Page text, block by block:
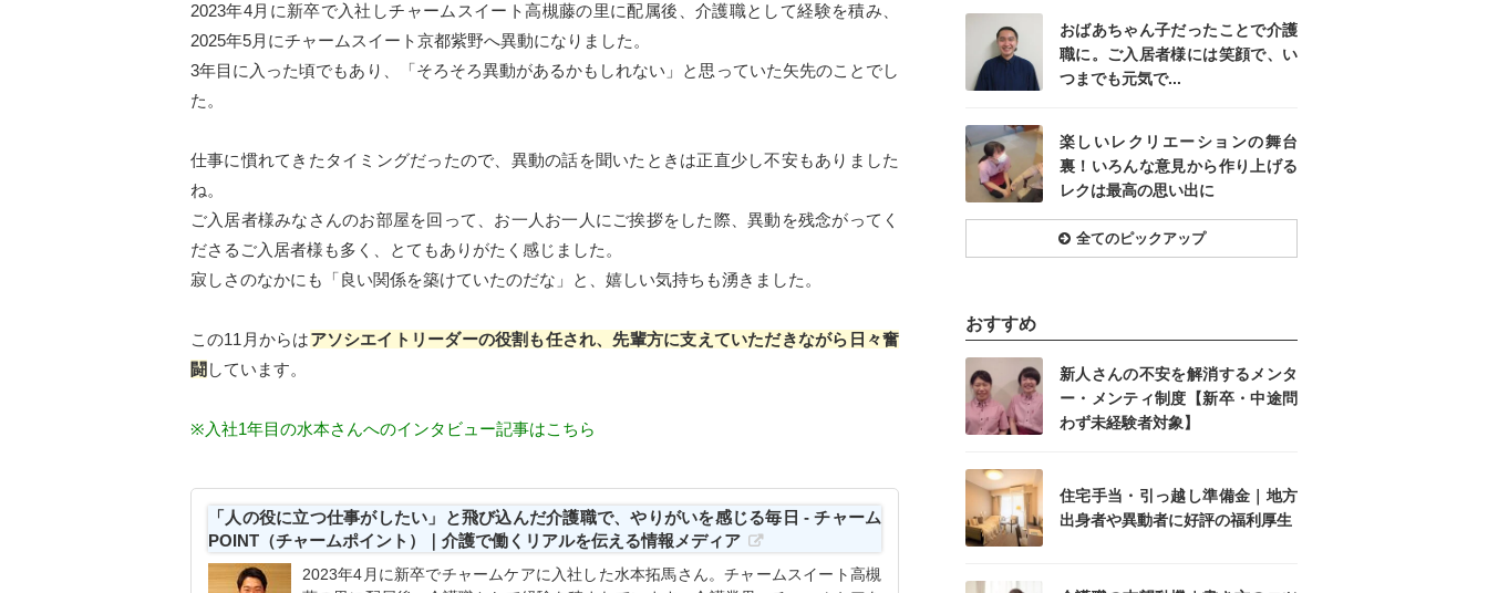
2023年4月に新卒で入社しチャームスイート高槻藤の里に配属後、介護職として経験を積み、
2025年5月にチャームスイート京都紫野へ異動になりました。
3年目に入った頃でもあり、「そろそろ異動があるかもしれない」と思っていた矢先のことでし
た。
仕事に慣れてきたタイミングだったので、異動の話を聞いたときは正直少し不安もありました
ね。
ご入居者様みなさんのお部屋を回って、お一人お一人にご挨拶をした際、異動を残念がってく
ださるご入居者様も多く、とてもありがたく感じました。
寂しさのなかにも「良い関係を築けていたのだな」と、嬉しい気持ちも湧きました。
この11月からはアソシエイトリーダーの役割も任され、先輩方に支えていただきながら日々奮
闘 しています。
※入社1年目の水本さんへのインタビュー記事はこちら
「人の役に立つ仕事がしたい」と飛び込んだ介護職で、やりがいを感じる毎日 - チャーム
POINT（チャームポイント）｜介護で働くリアルを伝える情報メディア
2023年4月に新卒でチャームケアに入社した水本拓馬さん。チャームスイート高槻
おばあちゃん子だったことで介護
職に。ご入居者様には笑顔で、い
つまでも元気で...
記事を読む
楽しいレクリエーションの舞台
裏！いろんな意見から作り上げる
レクは最高の思い出に
全てのピックアップ
おすすめ
新人さんの不安を解消するメンタ
ー・メンティ制度【新卒・中途問
わず未経験者対象】
住宅手当・引っ越し準備金｜地方
出身者や異動者に好評の福利厚生